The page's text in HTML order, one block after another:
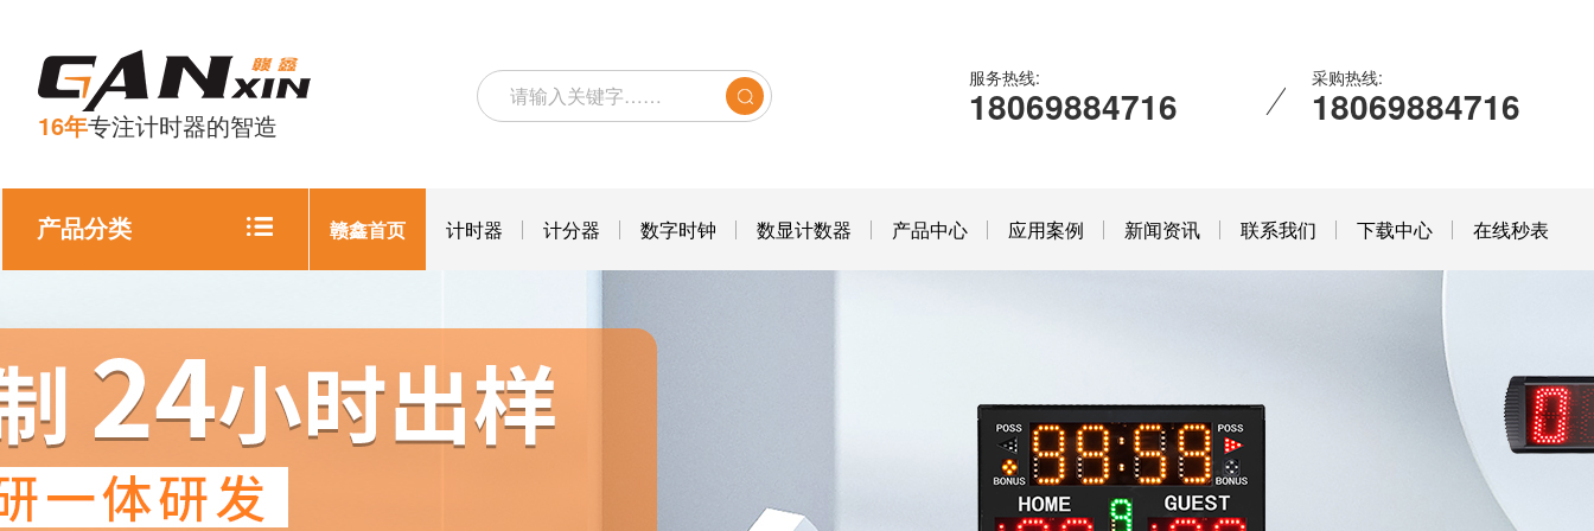
16年专注计时器的智造
服务热线:
18069884716
采购热线:
18069884716
产品分类 赣鑫首页 计时器 计分器 数字时钟 数显计数器 产品中心 应用案例 新闻资讯 联系我们 下载中心 在线秒表